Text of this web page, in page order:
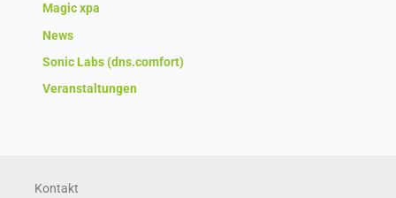
Magic xpa
News
Sonic Labs (dns.comfort)
Veranstaltungen
Kontakt